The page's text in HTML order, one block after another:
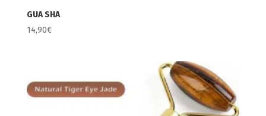
GUA SHA
14,90€